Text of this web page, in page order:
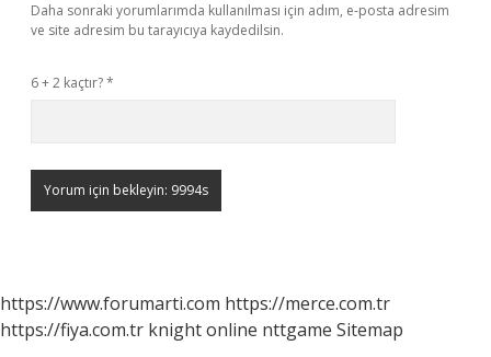
Daha sonraki yorumlarımda kullanılması için adım, e-posta adresim
ve site adresim bu tarayıcıya kaydedilsin.
6 + 2 kaçtır?*
https://www.forumarti.com https://merce.com.tr
https://fiya.com.tr knight online nttgame Sitemap